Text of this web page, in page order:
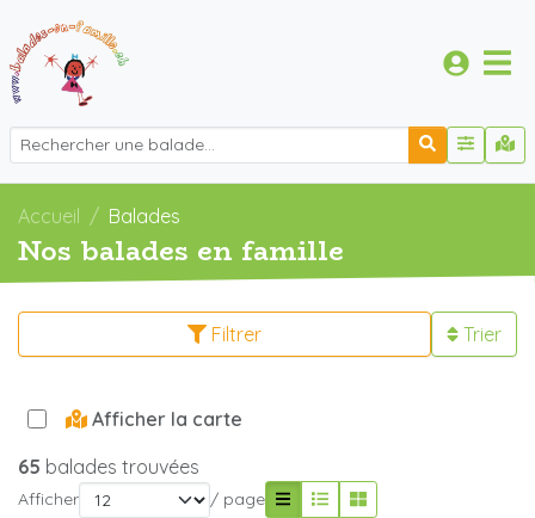
Accueil Balades
Nos balades en famille
Filtrer Trier
Afficher la carte
65 balades trouvées
Afficher / page